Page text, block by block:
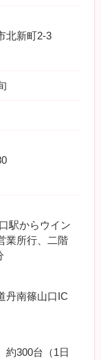
北新町2-3
駅からウイン
業所行、二階
丹南篠山口IC
300台（1日